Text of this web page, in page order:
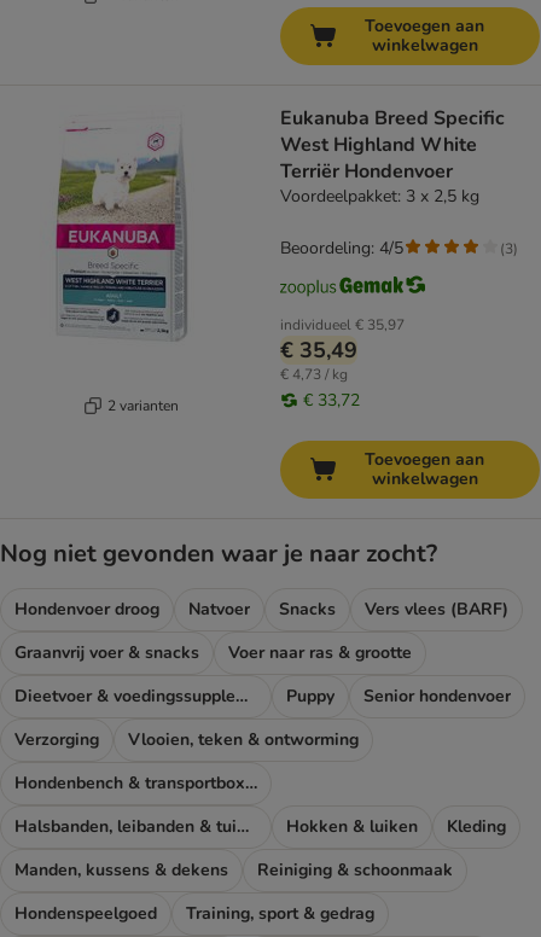
Toevoegen aan
winkelwagen
2 varianten
Eukanuba Breed Specific
West Highland White
Terriër Hondenvoer
Voordeelpakket: 3 x 2,5 kg
individueel€ 35,97
€ 35,49
€ 4,73 / kg
€ 33,72
Beoordeling: 4/5 (3)
Toevoegen aan
winkelwagen
Nog niet gevonden waar je naar zocht?
Hondenvoer droog Natvoer Snacks
Vers vlees (BARF)
Graanvrij voer & snacks
Voer naar ras & grootte
Dieetvoer & voedingssupplementen hond
Puppy
Senior hondenvoer
Verzorging
Vlooien, teken & ontworming
Hondenbench & transportboxen
Halsbanden, leibanden & tuigen
Hokken & luiken
Kleding
Manden, kussens & dekens
Reiniging & schoonmaak
Hondenspeelgoed
Training, sport & gedrag